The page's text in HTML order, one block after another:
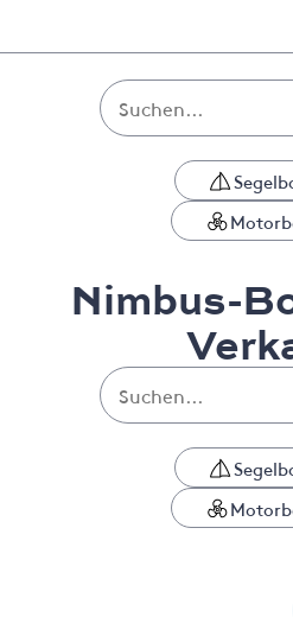
Nimbus-